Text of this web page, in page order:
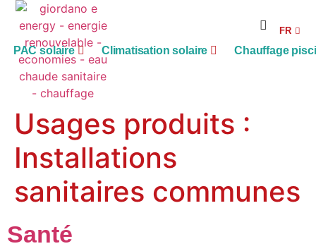
PAC solaire Climatisation solaire Chauffage
FR
AG
Usages produits :
Installations
sanitaires communes
Santé